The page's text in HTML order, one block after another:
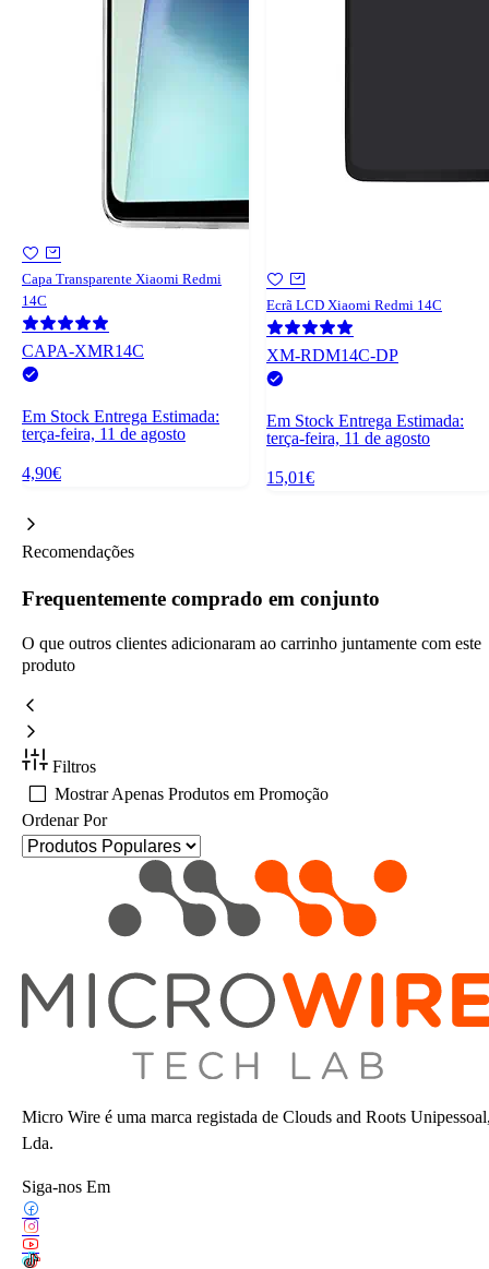
Capa Transparente Xiaomi Redmi
14C
CAPA-XMR14C
Em Stock Entrega Estimada:
terça-feira, 11 de agosto
4,90€
Ecrã LCD Xiaomi Redmi 14C
XM-RDM14C-DP
Em Stock Entrega Estimada:
terça-feira, 11 de agosto
15,01€
Recomendações
Frequentemente comprado em conjunto
O que outros clientes adicionaram ao carrinho juntamente com este
produto
Filtros
Mostrar Apenas Produtos em Promoção
Ordenar Por
Micro Wire é uma marca registada de Clouds and Roots
Lda.
Siga-nos Em